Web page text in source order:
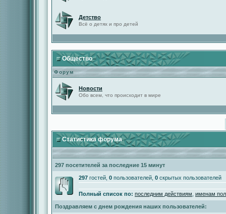
Детство
Всё о детях и про детей
Общество
Форум
Новости
Обо всем, что происходит в мире
Статистика форума
297 посетителей за последние 15 минут
297 гостей, 0 пользователей, 0 скрытых пользователей
Полный список по: последним действиям именам
Поздравляем с днем рождения наших пользователей: